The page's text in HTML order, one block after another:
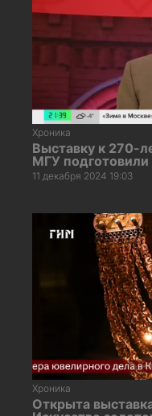
Хроника
Выставку к 270-
МГУ
11 декабря 2024 19:03
Хроника
Открыта